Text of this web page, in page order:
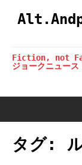
Fiction, not
ジョークニュー
タグ: